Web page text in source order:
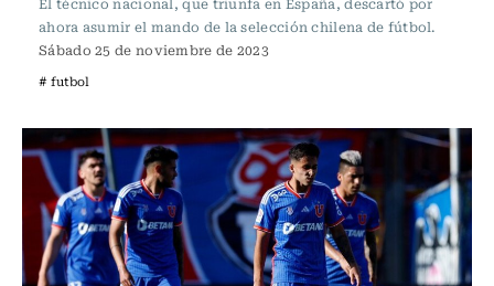
ahora asumir el mando de la selección chilena de fútbol.
Sábado 25 de noviembre de 2023
# futbol